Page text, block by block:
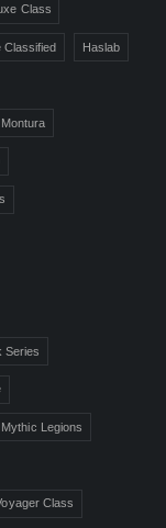
Class
Classified Haslab
Series
Legions
Class